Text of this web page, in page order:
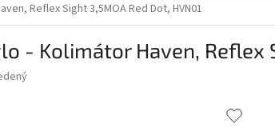
Reflex Sight 3,5MOA Red Dot, HVN01
- Kolimátor Haven, Reflex